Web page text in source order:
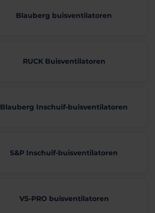
Blauberg buisventilatoren
RUCK Buisventilatoren
Blauberg Inschuif-buisventilatoren
S&P Inschuif-buisventilatoren
VS-PRO buisventilatoren